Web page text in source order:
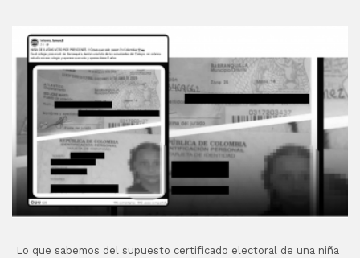
Lo que sabemos del supuesto certificado electoral de una niña